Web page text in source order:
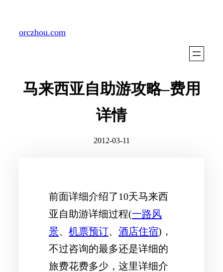
orczhou.com
马来西亚自助游攻略–费用
详情
2012-03-11
前面详细介绍了10天马来西
亚自助游详细过程(一路风
景、 机票预订、 酒店住宿)，
不过咨询的最多还是详细的
旅费花费多少，这里详细介